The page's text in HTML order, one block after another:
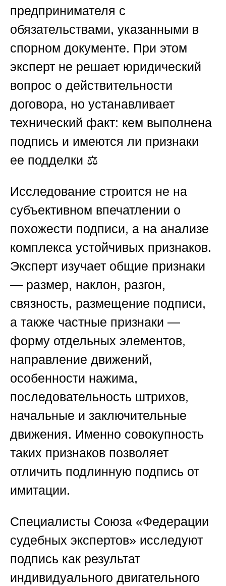
предпринимателя с
обязательствами, указанными в
спорном документе. При этом
эксперт не решает юридический
вопрос о действительности
договора, но устанавливает
технический факт: кем выполнена
подпись и имеются ли признаки
ее подделки ⚖️
Исследование строится не на
субъективном впечатлении о
похожести подписи, а на анализе
комплекса устойчивых признаков.
Эксперт изучает общие признаки
— размер, наклон, разгон,
связность, размещение подписи,
а также частные признаки —
форму отдельных элементов,
направление движений,
особенности нажима,
последовательность штрихов,
начальные и заключительные
движения. Именно совокупность
таких признаков позволяет
отличить подлинную подпись от
имитации.
Специалисты Союза «Федерации
судебных экспертов» исследуют
подпись как результат
индивидуального двигательного